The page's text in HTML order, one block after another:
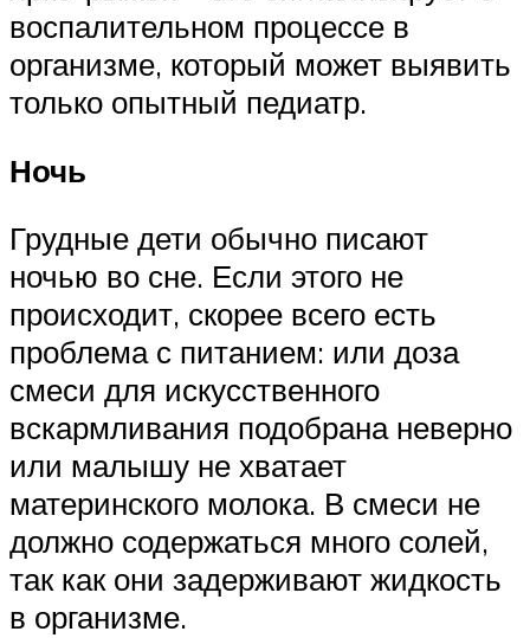
воспалительном процессе в
организме, который может выявить
только опытный педиатр.
Ночь
Грудные дети обычно писают
ночью во сне. Если этого не
происходит, скорее всего есть
проблема с питанием: или доза
смеси для искусственного
вскармливания подобрана неверно
или малышу не хватает
материнского молока. В смеси не
должно содержаться много солей,
так как они задерживают жидкость
в организме.